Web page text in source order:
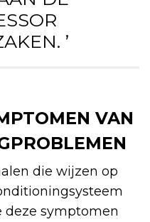
’
VAN
die wijzen op
deze symptomen